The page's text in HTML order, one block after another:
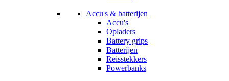
Accu's & batterijen
Accu's
Opladers
Battery grips
Batterijen
Reisstekkers
Powerbanks